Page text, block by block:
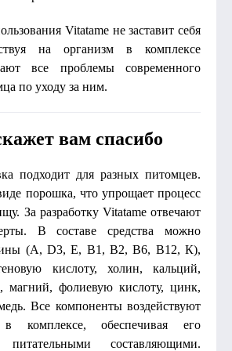
Vitatame не заставит себя
на организм в комплексе
все проблемы современного
по уходу за ним.
вам спасибо
подходит для разных питомцев.
порошка, что упрощает процесс
За разработку Vitatame отвечают
В составе средства можно
(A, D3, Е, В1, В2, В6, В12, К),
кислоту, холин, кальций,
магний, фолиевую кислоту, цинк,
Все компоненты воздействуют
комплексе, обеспечивая его
питательными составляющими.